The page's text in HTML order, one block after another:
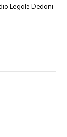
Legale Dedoni